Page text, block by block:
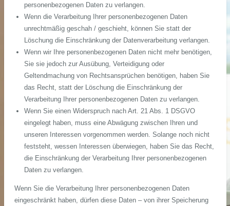
personenbezogenen Daten zu verlangen.
Wenn die Verarbeitung Ihrer personenbezogenen Daten
unrechtmäßig geschah / geschieht, können Sie statt der
Löschung die Einschränkung der Datenverarbeitung verlangen.
Wenn wir Ihre personenbezogenen Daten nicht mehr benötigen,
Sie sie jedoch zur Ausübung, Verteidigung oder
Geltendmachung von Rechtsansprüchen benötigen, haben Sie
das Recht, statt der Löschung die Einschränkung der
Verarbeitung Ihrer personenbezogenen Daten zu verlangen.
Wenn Sie einen Widerspruch nach Art. 21 Abs. 1 DSGVO
eingelegt haben, muss eine Abwägung zwischen Ihren und
unseren Interessen vorgenommen werden. Solange noch nicht
feststeht, wessen Interessen überwiegen, haben Sie das Recht,
die Einschränkung der Verarbeitung Ihrer personenbezogenen
Daten zu verlangen.
Wenn Sie die Verarbeitung Ihrer personenbezogenen Daten
eingeschränkt haben, dürfen diese Daten – von ihrer Speicherung